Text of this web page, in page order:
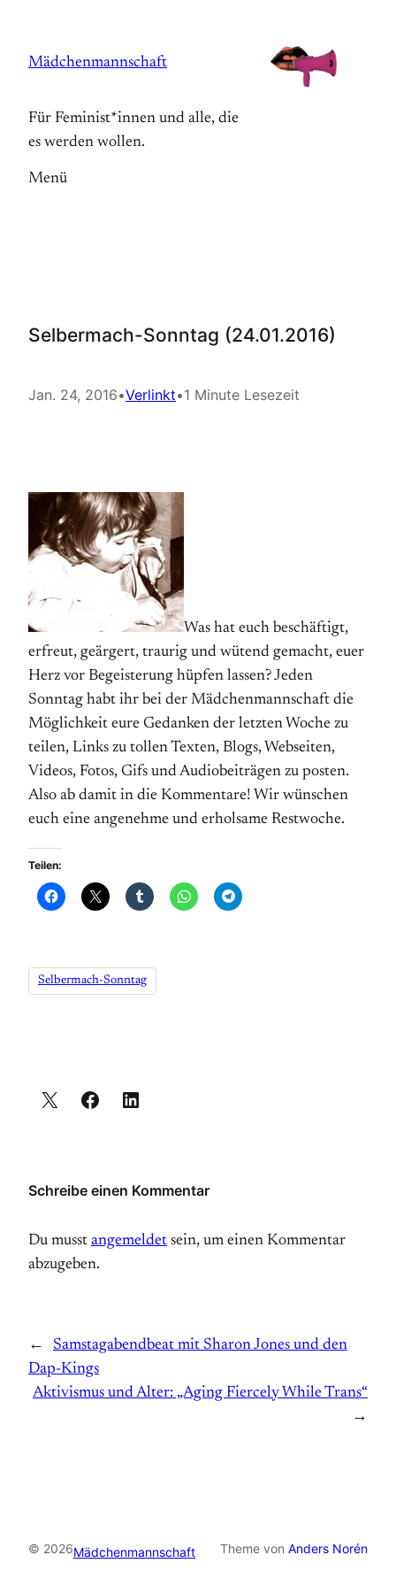
springen
Mädchenmannschaft
Für Feminist*innen und alle, die
es werden wollen.
Menü
Selbermach-Sonntag (24.01.2016)
Jan. 24, 2016•Verlinkt•1 Minute Lesezeit
Was hat euch beschäftigt,
erfreut, geärgert, traurig und wütend gemacht, euer
Herz vor Begeisterung hüpfen lassen? Jeden
Sonntag habt ihr bei der Mädchenmannschaft die
Möglichkeit eure Gedanken der letzten Woche zu
teilen, Links zu tollen Texten, Blogs, Webseiten,
Videos, Fotos, Gifs und Audiobeiträgen zu posten.
Also ab damit in die Kommentare! Wir wünschen
euch eine angenehme und erholsame Restwoche.
Teilen:
Selbermach-Sonntag
Schreibe einen Kommentar
Du musst angemeldet sein, um einen Kommentar
abzugeben.
←
Samstagabendbeat mit Sharon Jones und den
Dap-Kings
Aktivismus und Alter: „Aging Fiercely While Trans“
→
© 2026Mädchenmannschaft Theme von Anders Norén